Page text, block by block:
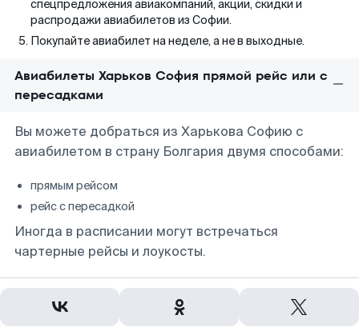
спецпредложения авиакомпаний, акции, скидки и
распродажи авиабилетов из Софии.
Покупайте авиабилет на неделе, а не в выходные.
Авиабилеты Харьков София прямой рейс или с
пересадками
Вы можете добраться из Харькова Софию с
авиабилетом в страну Болгария двумя способами:
прямым рейсом
рейс с пересадкой
Иногда в расписании могут встречаться
чартерные рейсы и лоукосты.